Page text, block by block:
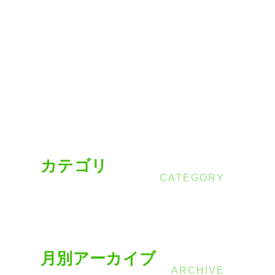
カテゴリ
月別アーカイブ